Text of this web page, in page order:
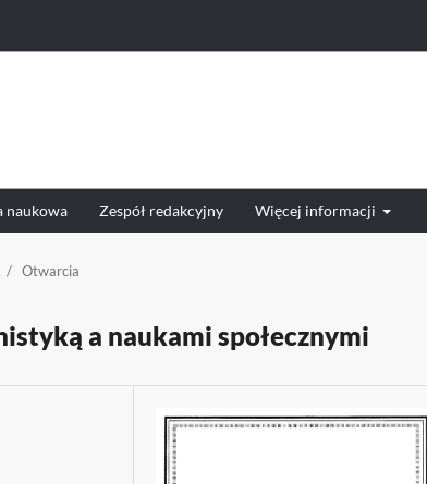
naukowa Zespół redakcyjny Więcej informacji
/ Otwarcia
a naukami społecznymi